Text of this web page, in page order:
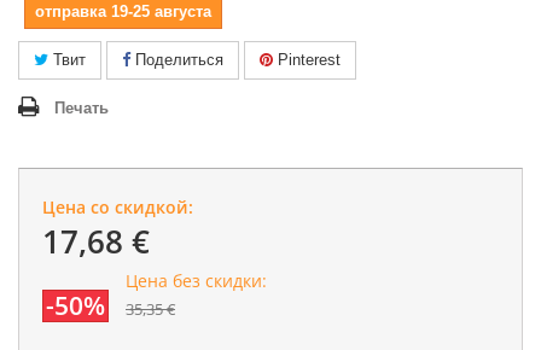
отправка 19-25 августа
Твит Поделиться Pinterest
Печать
Цена со скидкой:
17,68 €
-50%
Цена без скидки:
35,35 €